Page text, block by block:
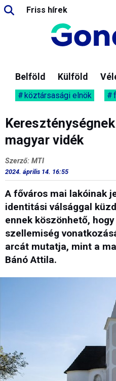
Friss hírek
Belföld Külföld
köztársasági elnök
magyar vidék
Szerző: MTI
2024. április 14. 16:55
A főváros mai lakóinak
identitási válsággal
ennek köszönhető,
szellemiség
arcát mutatja, mint a
Bánó Attila.